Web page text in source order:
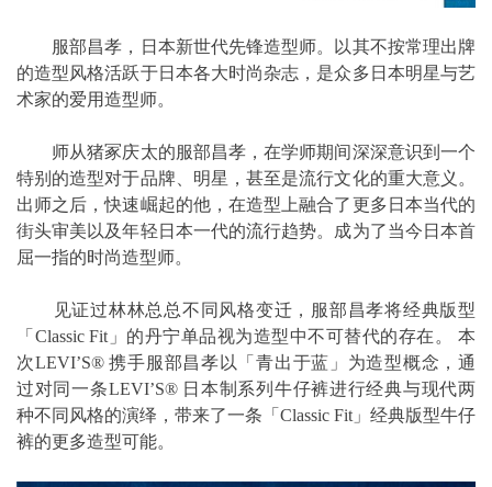
服部昌孝，日本新世代先锋造型师。以其不按常理出牌
的造型风格活跃于日本各大时尚杂志，是众多日本明星与艺
术家的爱用造型师。
师从猪冢庆太的服部昌孝，在学师期间深深意识到一个
特别的造型对于品牌、明星，甚至是流行文化的重大意义。
出师之后，快速崛起的他，在造型上融合了更多日本当代的
街头审美以及年轻日本一代的流行趋势。成为了当今日本首
屈一指的时尚造型师。
见证过林林总总不同风格变迁，服部昌孝将经典版型
「Classic Fit」的丹宁单品视为造型中不可替代的存在。 本
次LEVI’S® 携手服部昌孝以「青出于蓝」为造型概念，通
过对同一条LEVI’S® 日本制系列牛仔裤进行经典与现代两
种不同风格的演绎，带来了一条「Classic Fit」经典版型牛仔
裤的更多造型可能。